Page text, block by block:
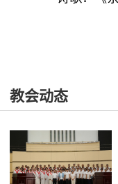
教会动态